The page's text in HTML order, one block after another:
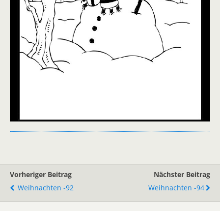
Vorheriger Beitrag
Weihnachten -92
Nächster Beitrag
Weihnachten -94